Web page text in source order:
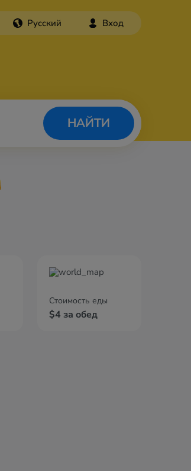
Русский Вход
НАЙТИ
Стоимость еды
$4 за обед